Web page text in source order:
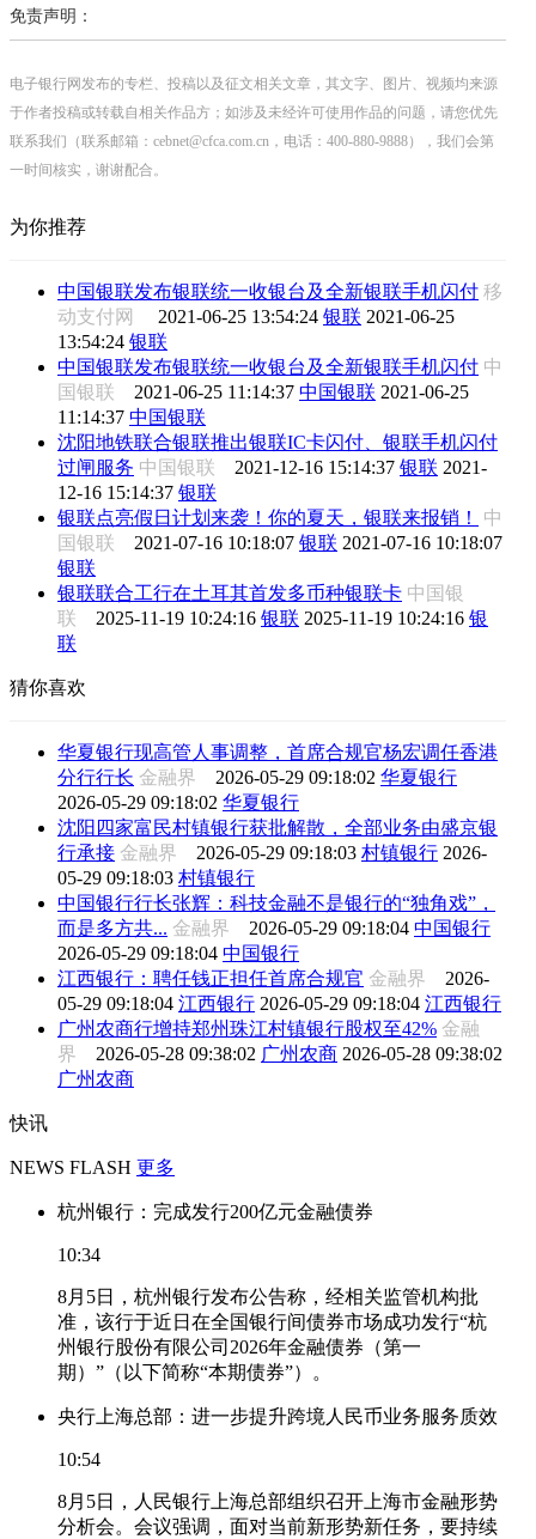
免责声明：
电子银行网发布的专栏、投稿以及征文相关文章，其文字、图片、视频均来源
于作者投稿或转载自相关作品方；如涉及未经许可使用作品的问题，请您优先
联系我们（联系邮箱：cebnet@cfca.com.cn，电话：400-880-9888），我们会第
一时间核实，谢谢配合。
为你推荐
中国银联发布银联统一收银台及全新银联手机闪付 移
动支付网 2021-06-25 13:54:24 银联 2021-06-25
13:54:24 银联
中国银联发布银联统一收银台及全新银联手机闪付 中
国银联 2021-06-25 11:14:37 中国银联 2021-06-25
11:14:37 中国银联
沈阳地铁联合银联推出银联IC卡闪付、银联手机闪付
过闸服务 中国银联 2021-12-16 15:14:37 银联 2021-
12-16 15:14:37 银联
银联点亮假日计划来袭！你的夏天，银联来报销！
中
国银联 2021-07-16 10:18:07 银联 2021-07-16 10:18:07
银联
银联联合工行在土耳其首发多币种银联卡 中国银
联 2025-11-19 10:24:16 银联 2025-11-19 10:24:16 银
联
猜你喜欢
华夏银行现高管人事调整，首席合规官杨宏调任香港
分行行长 金融界 2026-05-29 09:18:02 华夏银行
2026-05-29 09:18:02 华夏银行
沈阳四家富民村镇银行获批解散，全部业务由盛京银
行承接 金融界 2026-05-29 09:18:03 村镇银行 2026-
05-29 09:18:03 村镇银行
中国银行行长张辉：科技金融不是银行的“独角戏”，
而是多方共... 金融界 2026-05-29 09:18:04 中国银行
2026-05-29 09:18:04 中国银行
江西银行：聘任钱正担任首席合规官 金融界 2026-
05-29 09:18:04 江西银行 2026-05-29 09:18:04 江西银行
广州农商行增持郑州珠江村镇银行股权至42% 金融
界 2026-05-28 09:38:02 广州农商 2026-05-28 09:38:02
广州农商
快讯
NEWS FLASH 更多
杭州银行：完成发行200亿元金融债券
10:34
8月5日，杭州银行发布公告称，经相关监管机构批
准，该行于近日在全国银行间债券市场成功发行“杭
州银行股份有限公司2026年金融债券（第一
期）”（以下简称“本期债券”）。
央行上海总部：进一步提升跨境人民币业务服务质效
10:54
8月5日，人民银行上海总部组织召开上海市金融形势
分析会。会议强调，面对当前新形势新任务，要持续